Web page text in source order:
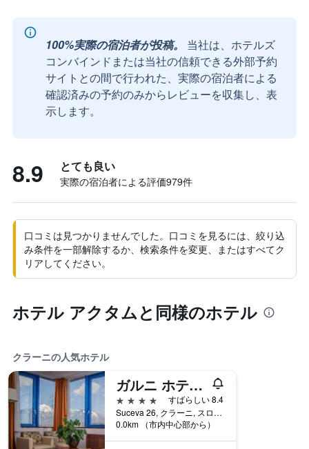
100%実際の宿泊者が投稿。
当社は、ホテルズ
コンバインドまたは当社の信頼できる外部予約
サイトとの間で行われた、実際の宿泊者による
確認済みの予約のみからレビューを収集し、表
示します。
8.9 とても良い
実際の宿泊者による評価979​件
口コミは見つかりませんでした。口コミを見るには、絞り込
み条件を一部解除するか、検索条件を変更、またはすべてク
リアしてください。
ホテル アクタムと同様のホテル
クラーニの人気ホテル
ガルニ ホテル アズール
4つ星
すばらしい 8.4
Suceva 26, クラーニ, スロベニア
0.0km （市内中心部から）